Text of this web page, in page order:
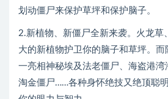
划动僵尸来保护草坪和保护脑子。
2.新植物、新僵尸全新来袭。火龙草
大的新植物护卫你的脑子和草坪。
一亮相神秘埃及法老僵尸、海盗港湾
淘金僵尸……各种身怀绝技又绝顶聪